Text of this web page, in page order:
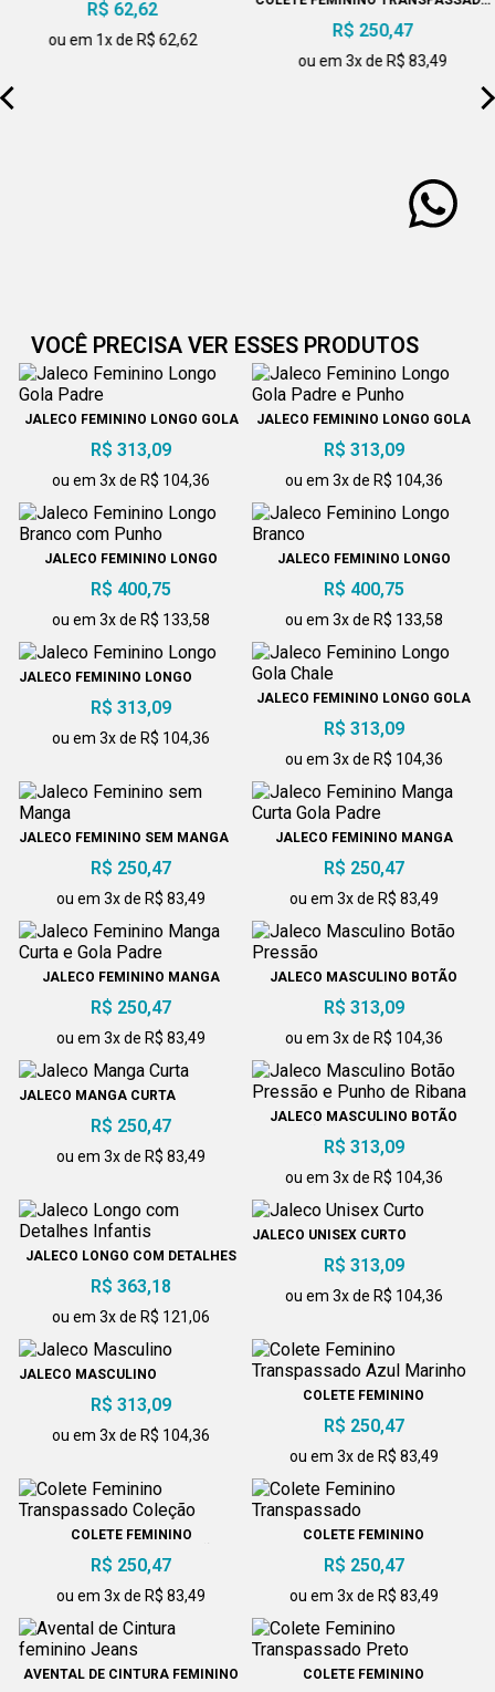
R$ 62,62
ou em 1x de R$ 62,62
PRETO
R$ 250,47
ou em 3x de R$ 83,49
VOCÊ PRECISA VER ESSES PRODUTOS
JALECO FEMININO LONGO GOLA
R$ 313,09
ou em 3x de R$ 104,36
JALECO FEMININO LONGO GOLA
R$ 313,09
ou em 3x de R$ 104,36
JALECO FEMININO LONGO
R$ 400,75
ou em 3x de R$ 133,58
JALECO FEMININO LONGO
R$ 400,75
ou em 3x de R$ 133,58
JALECO FEMININO LONGO
R$ 313,09
ou em 3x de R$ 104,36
JALECO FEMININO LONGO GOLA
R$ 313,09
ou em 3x de R$ 104,36
JALECO FEMININO SEM MANGA
R$ 250,47
ou em 3x de R$ 83,49
JALECO FEMININO MANGA
R$ 250,47
ou em 3x de R$ 83,49
JALECO FEMININO MANGA
R$ 250,47
ou em 3x de R$ 83,49
JALECO MASCULINO BOTÃO
R$ 313,09
ou em 3x de R$ 104,36
JALECO MANGA CURTA
R$ 250,47
ou em 3x de R$ 83,49
JALECO MASCULINO BOTÃO
R$ 313,09
ou em 3x de R$ 104,36
JALECO LONGO COM DETALHES
R$ 363,18
ou em 3x de R$ 121,06
JALECO UNISEX CURTO
R$ 313,09
ou em 3x de R$ 104,36
JALECO MASCULINO
R$ 313,09
ou em 3x de R$ 104,36
COLETE FEMININO
R$ 250,47
ou em 3x de R$ 83,49
COLETE FEMININO
R$ 250,47
ou em 3x de R$ 83,49
COLETE FEMININO
R$ 250,47
ou em 3x de R$ 83,49
AVENTAL DE CINTURA FEMININO
COLETE FEMININO